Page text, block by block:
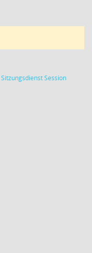
SitzungsdienstSession(Wird in